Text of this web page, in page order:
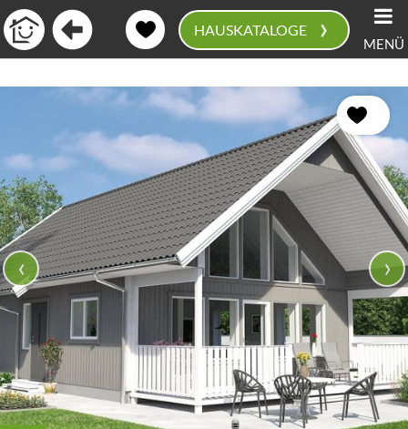
HAUSKATALOGE › MENÜ
‹ ›